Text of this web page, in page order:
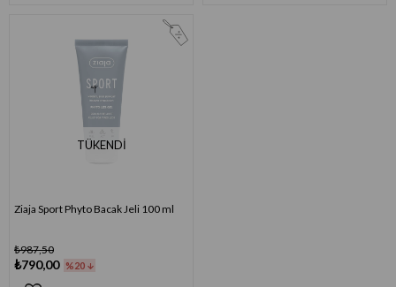
TÜKENDI
Ziaja Sport Phyto Bacak Jeli 100 ml
₺790,00
₺987,50
%20